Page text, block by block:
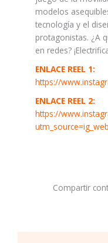
modelos
tecnología y el
protagonistas. ¿A
en redes?
ENLACE REEL 1:
https://
ENLACE REEL 2:
https://
Compartir